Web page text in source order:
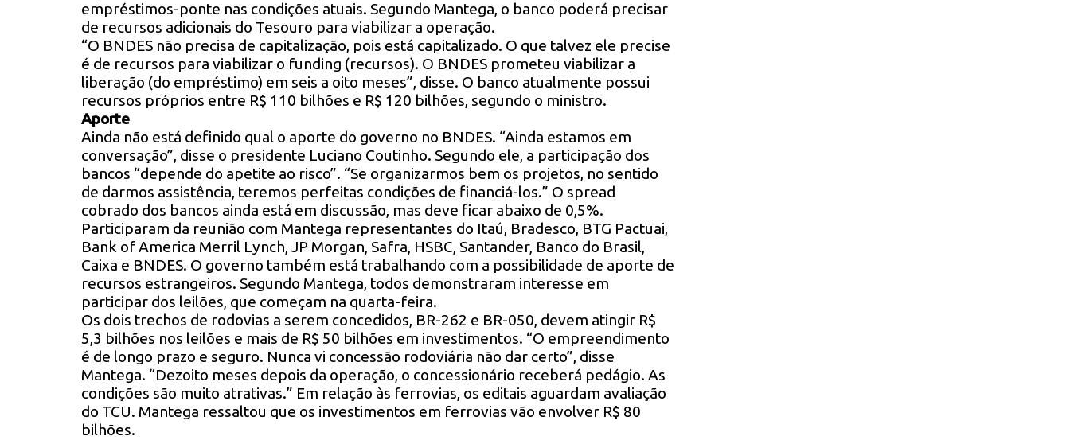
empréstimos-ponte nas condições atuais. Segundo Mantega, o banco poderá precisar
de recursos adicionais do Tesouro para viabilizar a operação.
“O BNDES não precisa de capitalização, pois está capitalizado. O que talvez ele precise
é de recursos para viabilizar o funding (recursos). O BNDES prometeu viabilizar a
liberação (do empréstimo) em seis a oito meses”, disse. O banco atualmente possui
recursos próprios entre R$ 110 bilhões e R$ 120 bilhões, segundo o ministro.
Aporte
Ainda não está definido qual o aporte do governo no BNDES. “Ainda estamos em
conversação”, disse o presidente Luciano Coutinho. Segundo ele, a participação dos
bancos “depende do apetite ao risco”. “Se organizarmos bem os projetos, no sentido
de darmos assistência, teremos perfeitas condições de financiá-los.” O spread
cobrado dos bancos ainda está em discussão, mas deve ficar abaixo de 0,5%.
Participaram da reunião com Mantega representantes do Itaú, Bradesco, BTG Pactuai,
Bank of America Merril Lynch, JP Morgan, Safra, HSBC, Santander, Banco do Brasil,
Caixa e BNDES. O governo também está trabalhando com a possibilidade de aporte de
recursos estrangeiros. Segundo Mantega, todos demonstraram interesse em
participar dos leilões, que começam na quarta-feira.
Os dois trechos de rodovias a serem concedidos, BR-262 e BR-050, devem atingir R$
5,3 bilhões nos leilões e mais de R$ 50 bilhões em investimentos. “O empreendimento
é de longo prazo e seguro. Nunca vi concessão rodoviária não dar certo”, disse
Mantega. “Dezoito meses depois da operação, o concessionário receberá pedágio. As
condições são muito atrativas.” Em relação às ferrovias, os editais aguardam avaliação
do TCU. Mantega ressaltou que os investimentos em ferrovias vão envolver R$ 80
bilhões.